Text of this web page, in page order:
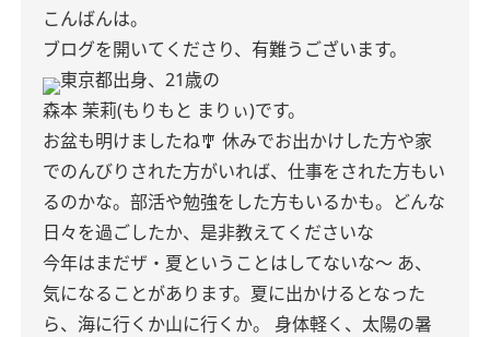
こんばんは。
ブログを開いてくださり、有難うございます。
東京都出身、21歳の
森本 茉莉(もりもと まりぃ)です。
お盆も明けましたね🎐 休みでお出かけした方や家
でのんびりされた方がいれば、仕事をされた方もい
るのかな。部活や勉強をした方もいるかも。どんな
日々を過ごしたか、是非教えてくださいな
今年はまだザ・夏ということはしてないな〜 あ、
気になることがあります。夏に出かけるとなった
ら、海に行くか山に行くか。
身体軽く、太陽の暑